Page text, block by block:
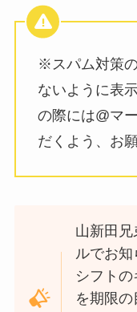
※スパム対策
ないように表
の際には@マ
だくよう、お
山新田
ルでお知
シフト
を期限